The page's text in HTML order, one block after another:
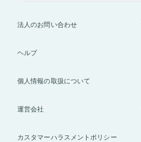
法人のお問い合わせ
ヘルプ
個人情報の取扱について
運営会社
カスタマーハラスメントポリシー